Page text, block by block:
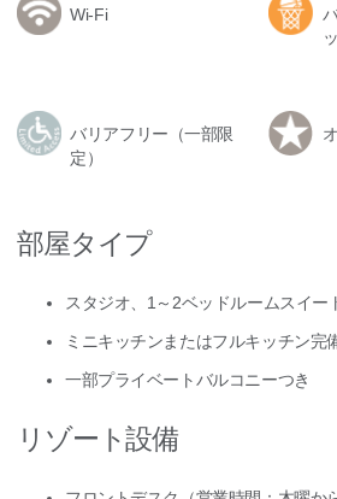
Wi-Fi
バリアフリー（一部限
定）
部屋タイプ
スタジオ、1～2ベッドルームスイー
ミニキッチンまたはフルキッチン完
一部プライベートバルコニーつき
リゾート設備